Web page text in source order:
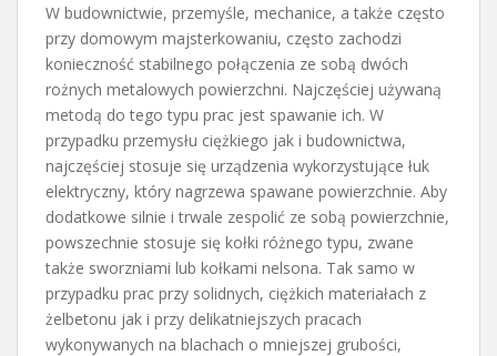
W budownictwie, przemyśle, mechanice, a także często
przy domowym majsterkowaniu, często zachodzi
konieczność stabilnego połączenia ze sobą dwóch
rożnych metalowych powierzchni. Najczęściej używaną
metodą do tego typu prac jest spawanie ich. W
przypadku przemysłu ciężkiego jak i budownictwa,
najczęściej stosuje się urządzenia wykorzystujące łuk
elektryczny, który nagrzewa spawane powierzchnie. Aby
dodatkowe silnie i trwale zespolić ze sobą powierzchnie,
powszechnie stosuje się kołki różnego typu, zwane
także sworzniami lub kołkami nelsona. Tak samo w
przypadku prac przy solidnych, ciężkich materiałach z
żelbetonu jak i przy delikatniejszych pracach
wykonywanych na blachach o mniejszej grubości,